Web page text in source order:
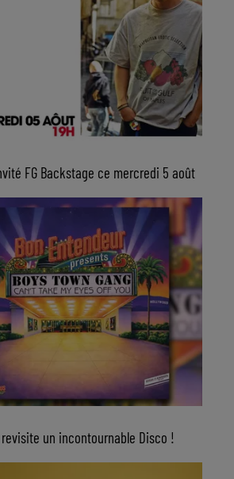
FG Backstage ce mercredi 5 août
un incontournable Disco !